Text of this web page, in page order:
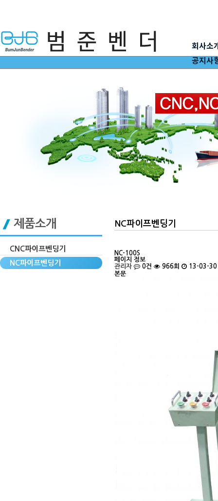
회사소
공지사
제품소개
CNC파이프벤딩기
NC파이프벤딩기
NC파이프벤딩기
NC-100S
페이지 정보
관리자
0건 966회
13-03-
본문